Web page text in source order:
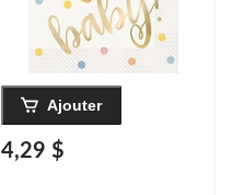
Ajouter
4,29 $